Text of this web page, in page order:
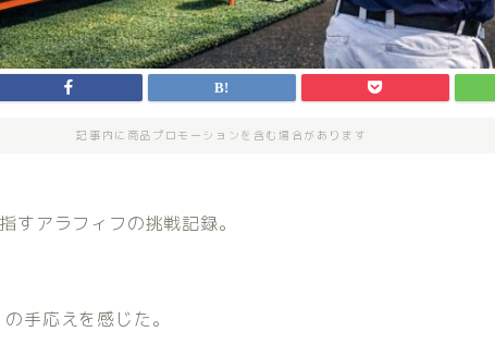
記事内に商品プロモーションを含む場合があります
すアラフィフの挑戦記録。
手応えを感じた。